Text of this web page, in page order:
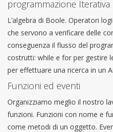
programmazione Iterativa
L’algebra di Boole. Operatori
che servono a verificare delle
conseguenza il flusso del
costrutti: while e for per gestire
per effettuare una ricerca in un
Funzioni ed eventi
Organizziamo meglio il nostro
funzioni. Funzioni con nome e
come metodi di un oggetto.